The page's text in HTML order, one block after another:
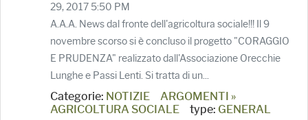
29, 2017 5:50 PM
A.A.A. News dal fronte dell'agricoltura sociale!!! Il 9
novembre scorso si è concluso il progetto "CORAGGIO
E PRUDENZA" realizzato dall'Associazione Orecchie
Lunghe e Passi Lenti. Si tratta di un...
Categorie: NOTIZIE
ARGOMENTI »
AGRICOLTURA SOCIALE
type: GENERAL